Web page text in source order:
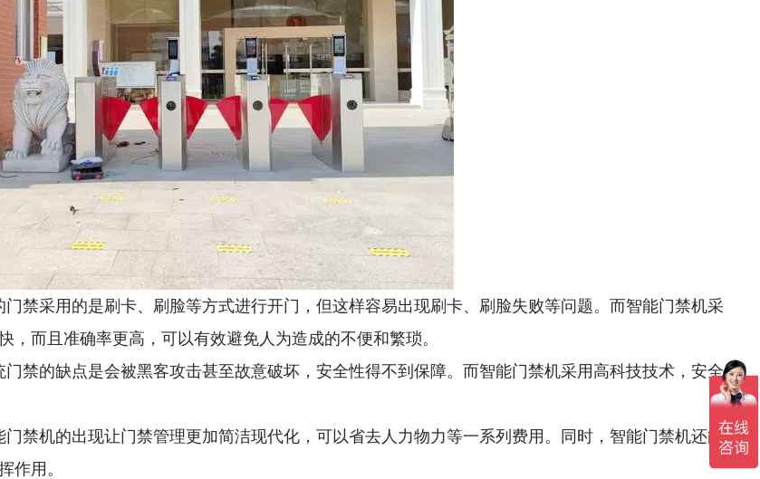
禁采用的是刷卡、刷脸等方式进行开门，但这样容易出现刷卡、刷脸失败等问题。而智能门禁机采
而且准确率更高，可以有效避免人为造成的不便和繁琐。
禁的缺点是会被黑客攻击甚至故意破坏，安全性得不到保障。而智能门禁机采用高科技技术，安全
禁机的出现让门禁管理更加简洁现代化，可以省去人力物力等一系列费用。同时，智能门禁机还能
作用。